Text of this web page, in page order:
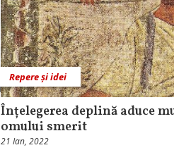
Repere și idei
Înțelegerea deplină aduce
omului smerit
21 Ian, 2022